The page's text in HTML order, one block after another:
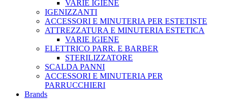
VARIE IGIENE
IGENIZZANTI
ACCESSORI E MINUTERIA PER ESTETISTE
ATTREZZATURA E MINUTERIA ESTETICA
VARIE IGIENE
ELETTRICO PARR. E BARBER
STERILIZZATORE
SCALDA PANNI
ACCESSORI E MINUTERIA PER
PARRUCCHIERI
Brands